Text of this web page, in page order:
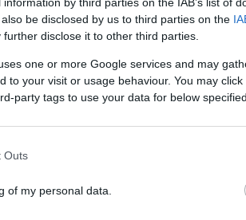
be disclosed by us to third parties on the
further disclose it to other third parties.
one or more Google services and may
to your visit or usage behaviour. You may
party tags to use your data for below
Outs
of my personal data.
erityisosaaminen